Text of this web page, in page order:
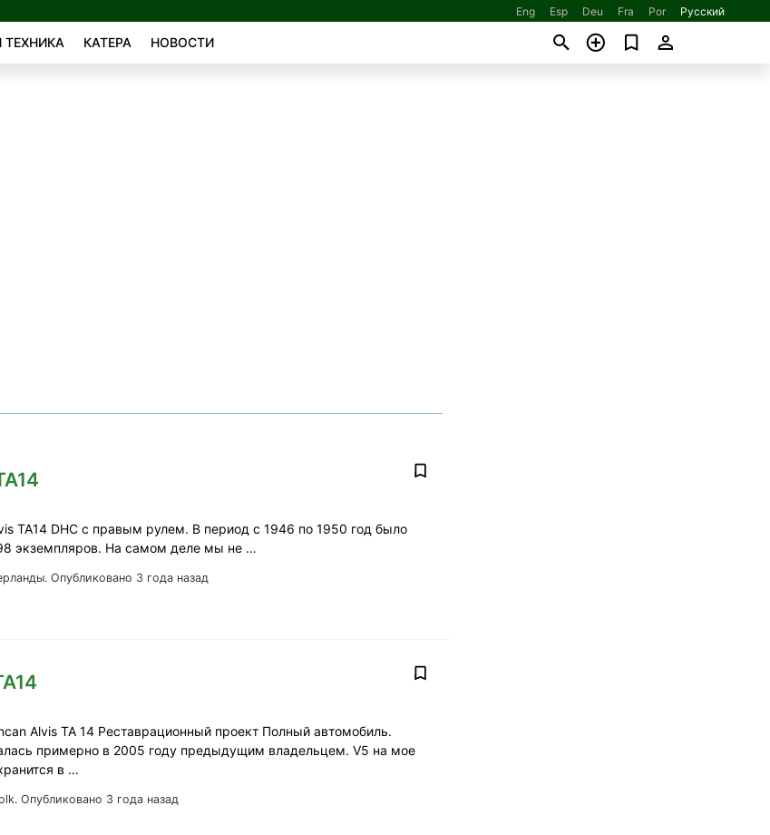
Eng Esp Deu Fra Por Русский
КАТЕРА НОВОСТИ
Опубликовано 3 года назад
TA14 DHC с правым рулем. В период с 1946 по 1950 год было
экземпляров. На самом деле мы не …
Опубликовано 3 года назад
Alvis TA 14 Реставрационный проект Полный автомобиль.
примерно в 2005 году предыдущим владельцем. V5 на мое
в …